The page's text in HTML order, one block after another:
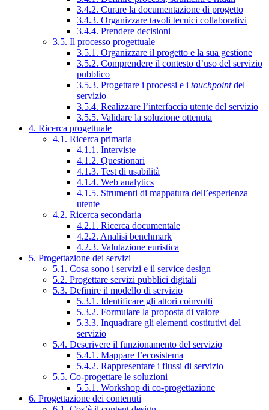
3.4.2. Curare la documentazione di progetto
3.4.3. Organizzare tavoli tecnici collaborativi
3.4.4. Prendere decisioni
3.5. Il processo progettuale
3.5.1. Organizzare il progetto e la sua gestione
3.5.2. Comprendere il contesto d’uso del servizio
pubblico
3.5.3. Progettare i processi e i touchpointdel
servizio
3.5.4. Realizzare l’interfaccia utente del servizio
3.5.5. Validare la soluzione ottenuta
4. Ricerca progettuale
4.1. Ricerca primaria
4.1.1. Interviste
4.1.2. Questionari
4.1.3. Test di usabilità
4.1.4. Web analytics
4.1.5. Strumenti di mappatura dell’esperienza
utente
4.2. Ricerca secondaria
4.2.1. Ricerca documentale
4.2.2. Analisi benchmark
4.2.3. Valutazione euristica
5. Progettazione dei servizi
5.1. Cosa sono i servizi e il service design
5.2. Progettare servizi pubblici digitali
5.3. Definire il modello di servizio
5.3.1. Identificare gli attori coinvolti
5.3.2. Formulare la proposta di valore
5.3.3. Inquadrare gli elementi costitutivi del
servizio
5.4. Descrivere il funzionamento del servizio
5.4.1. Mappare l’ecosistema
5.4.2. Rappresentare i flussi di servizio
5.5. Co-progettare le soluzioni
5.5.1. Workshop di co-progettazione
6. Progettazione dei contenuti